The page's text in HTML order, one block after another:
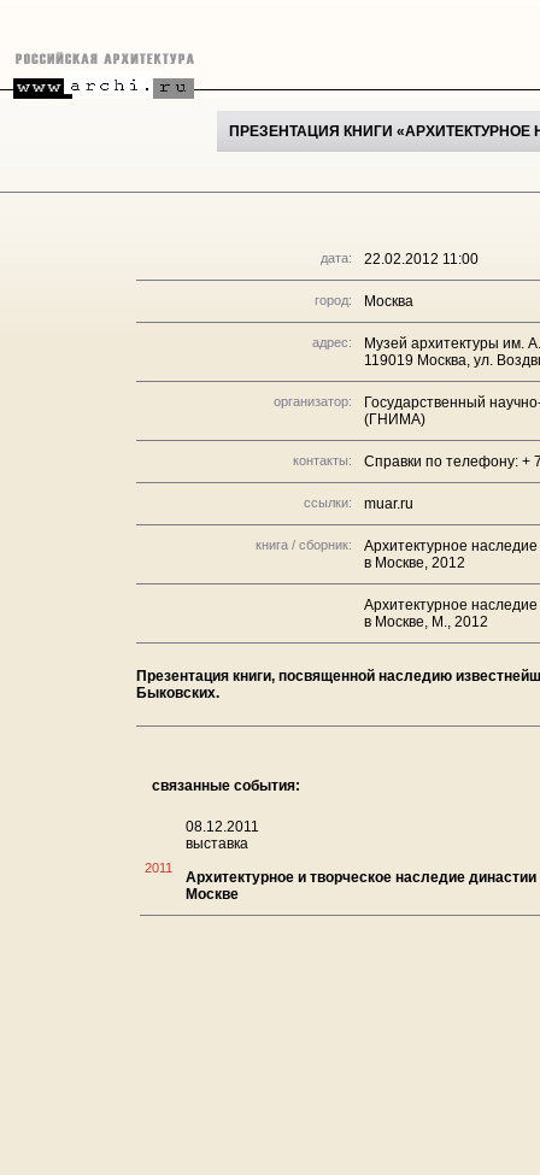
ПРЕЗЕНТАЦИЯ КНИГИ
дата: 22.02.2012 11:00
город: Москва
адрес:
Музей архитектуры им.
119019 Москва, ул.
организатор:
Государственный
(ГНИМА)
контакты: Справки по телефону: +
ссылки: muar.ru
книга / сборник:
Архитектурное
в Москве, 2012
Архитектурное
в Москве, М., 2012
Презентация книги, посвященной наследию
Быковских.
связанные события:
2011
08.12.2011
выставка
Архитектурное и творческое наследие
Москве